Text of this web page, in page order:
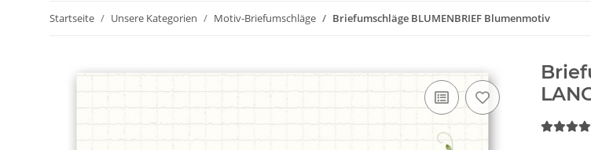
Startseite Unsere Kategorien Motiv-Briefumschläge Briefumschläge BLUMENBRIEF Blumenmotiv